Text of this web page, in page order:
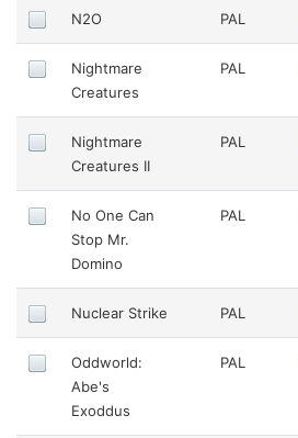
N2O PAL
Nightmare
Creatures
PAL
Nightmare
Creatures II
PAL
No One Can
Stop Mr.
Domino
PAL
Nuclear Strike PAL
Oddworld:
Abe's
Exoddus
PAL